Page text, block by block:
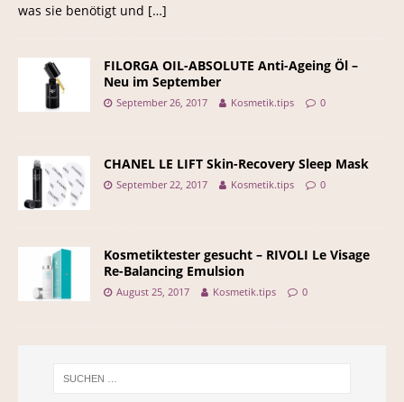
was sie benötigt und […]
FILORGA OIL-ABSOLUTE Anti-Ageing Öl –
Neu im September
September 26, 2017 Kosmetik.tips 0
CHANEL LE LIFT Skin-Recovery Sleep Mask
September 22, 2017 Kosmetik.tips 0
Kosmetiktester gesucht – RIVOLI Le Visage
Re-Balancing Emulsion
August 25, 2017 Kosmetik.tips 0